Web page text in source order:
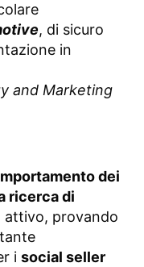
, di sicuro
in
and Marketing
dei
ricerca di
attivo, provando
i social seller